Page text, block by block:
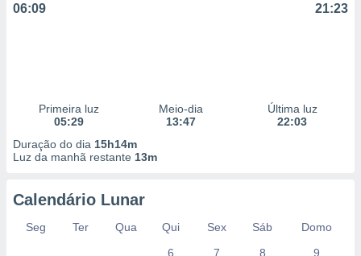
06:09 21:23
Primeira luz
05:29
Meio-dia
13:47
Última luz
22:03
Duração do dia 15h14m
Luz da manhã restante 13m
Calendário Lunar
Seg Ter Qua Qui Sex Sáb
Domo
6
7 8 9